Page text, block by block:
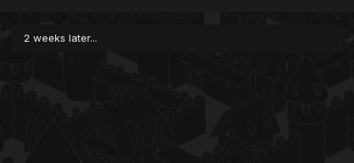
2 weeks later...